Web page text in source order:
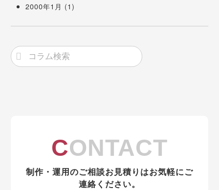
2000年1月 (1)
CONTACT
制作・運用のご相談お見積りはお気軽にご
連絡ください。